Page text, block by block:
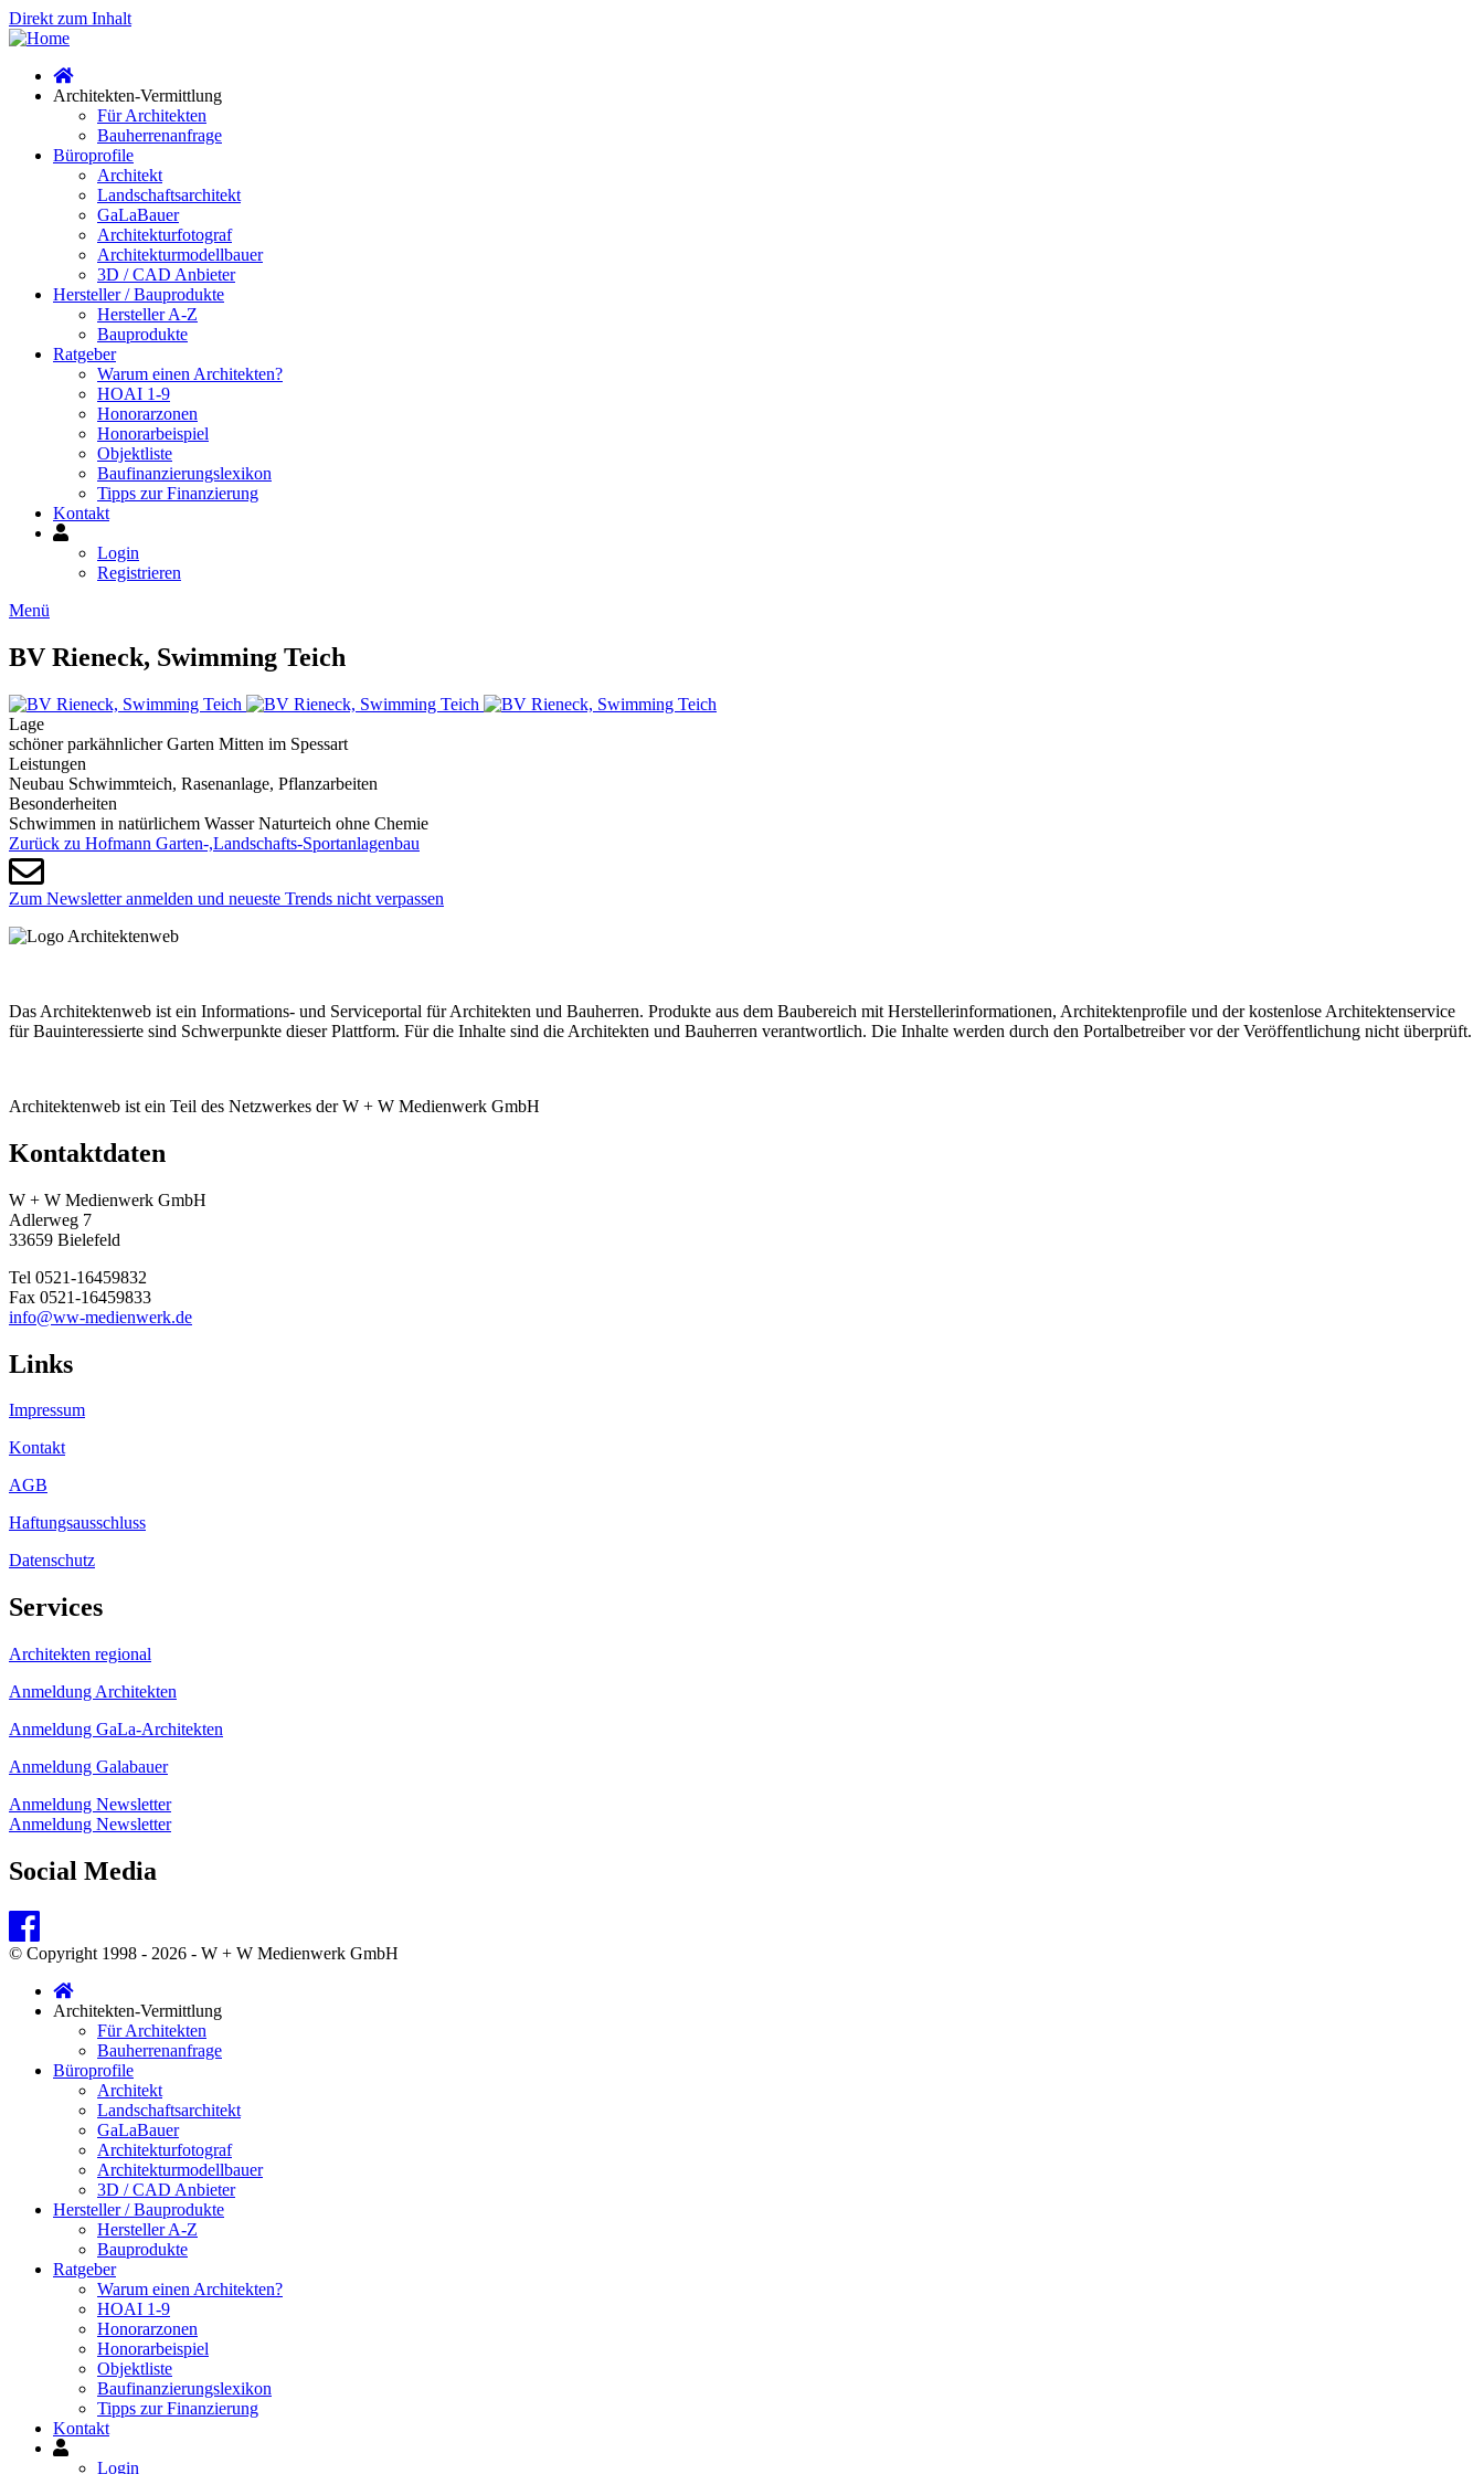
Direkt zum Inhalt
Architekten-Vermittlung
Für Architekten
Bauherrenanfrage
Büroprofile
Architekt
Landschaftsarchitekt
GaLaBauer
Architekturfotograf
Architekturmodellbauer
3D / CAD Anbieter
Hersteller / Bauprodukte
Hersteller A-Z
Bauprodukte
Ratgeber
Warum einen Architekten?
HOAI 1-9
Honorarzonen
Honorarbeispiel
Objektliste
Baufinanzierungslexikon
Tipps zur Finanzierung
Kontakt
Mein
KontoLogin
Registrieren
Menü
BV Rieneck, Swimming Teich
Lage
schöner parkähnlicher Garten Mitten im Spessart
Leistungen
Neubau Schwimmteich, Rasenanlage, Pflanzarbeiten
Besonderheiten
Schwimmen in natürlichem Wasser Naturteich ohne Chemie
Zurück zu Hofmann Garten-,Landschafts-Sportanlagenbau
Zum Newsletter anmelden und neueste Trends nicht verpassen
Das Architektenweb ist ein Informations- und Serviceportal für Architekten und Bauherren. Produkte aus dem Baubereich mit Herstellerinformationen, Architektenprofile und der kostenlose Architektenservice
für Bauinteressierte sind Schwerpunkte dieser Plattform. Für die Inhalte sind die Architekten und Bauherren verantwortlich. Die Inhalte werden durch den Portalbetreiber vor der Veröffentlichung nicht überprüft.
Architektenweb ist ein Teil des Netzwerkes der W + W Medienwerk GmbH
Kontaktdaten
W + W Medienwerk GmbH
Adlerweg 7
33659 Bielefeld
Tel 0521-16459832
Fax 0521-16459833
info@ww-medienwerk.de
Links
Impressum
Kontakt
AGB
Haftungsausschluss
Datenschutz
Services
Architekten regional
Anmeldung Architekten
Anmeldung GaLa-Architekten
Anmeldung Galabauer
Anmeldung Newsletter
Anmeldung Newsletter
Social Media
© Copyright 1998 - 2026 - W + W Medienwerk GmbH
Architekten-Vermittlung
Für Architekten
Bauherrenanfrage
Büroprofile
Architekt
Landschaftsarchitekt
GaLaBauer
Architekturfotograf
Architekturmodellbauer
3D / CAD Anbieter
Hersteller / Bauprodukte
Hersteller A-Z
Bauprodukte
Ratgeber
Warum einen Architekten?
HOAI 1-9
Honorarzonen
Honorarbeispiel
Objektliste
Baufinanzierungslexikon
Tipps zur Finanzierung
Kontakt
Mein
KontoLogin